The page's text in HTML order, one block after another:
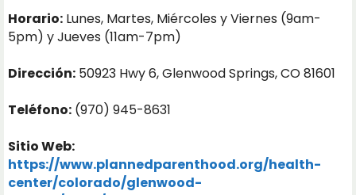
Horario: Lunes, Martes, Miércoles y Viernes (9am-
5pm) y Jueves (11am-7pm)
Dirección: 50923 Hwy 6, Glenwood Springs, CO 81601
Teléfono: (970) 945-8631
Sitio Web:
https://www.plannedparenthood.org/health-
center/colorado/glenwood-